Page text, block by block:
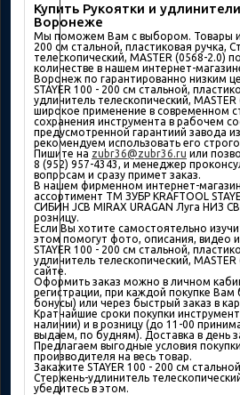
Купить Рукоятки и
Воронеже
Мы поможем Вам с выбором. Товары из
200 см стальной, пластиковая ручка,
телескопический, MASTER (0568-2.0)
количествe в нашем интернет-
Воронеж по гарантированно низким
STAYER 100 - 200 см стальной,
удлинитель телескопический,
широкое применение в современном
сохранения инструмента в рабочем
предусмотренной гарантиий завода
рекомендуем использовать его
Пишите на zubr36@zubr36.ru или
8 (952) 957-4343, и менеджер
вопросам и сразу примет заказ.
В нашем фирменном интернет-
ассортимент ТМ ЗУБР KRAFTOOL
СИБИН JCB MIRAX URAGAN Луга НИЗ
розницу.
Если Вы хотите самостоятельно
этом помогут фото, описания, видео
STAYER 100 - 200 см стальной,
удлинитель телескопический,
сайте.
Оформить заказ можно в личном
регистрации, при каждой покупке Вам
бонусы) или через быстрый заказ в
Кратчайшие сроки покупки
наличии) и в розницу (до 11-00
выдаем, по будням). Доставка в день
Предлагаем выгодные условия
производителя на весь товар.
Закажите STAYER 100 - 200 см
Стержень-удлинитель
убедитесь в этом.